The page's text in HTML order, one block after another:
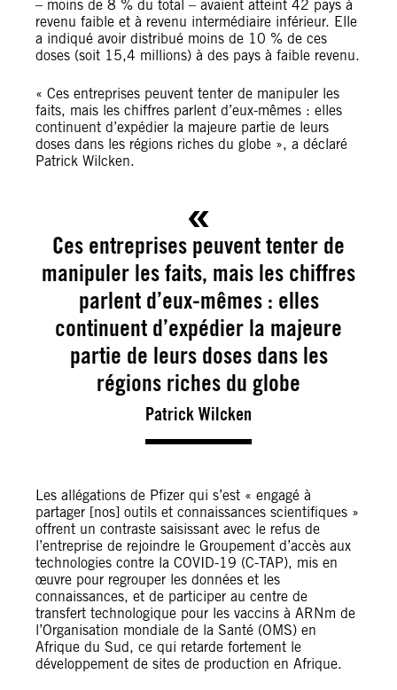
– moins de 8 % du total – avaient atteint 42 pays à
revenu faible et à revenu intermédiaire inférieur. Elle
a indiqué avoir distribué moins de 10 % de ces
doses (soit 15,4 millions) à des pays à faible revenu.
« Ces entreprises peuvent tenter de manipuler les
faits, mais les chiffres parlent d’eux-mêmes : elles
continuent d’expédier la majeure partie de leurs
doses dans les régions riches du globe », a déclaré
Patrick Wilcken.
Ces entreprises peuvent tenter de
manipuler les faits, mais les chiffres
parlent d’eux-mêmes : elles
continuent d’expédier la majeure
partie de leurs doses dans les
régions riches du globe
Patrick Wilcken
Les allégations de Pfizer qui s’est « engagé à
partager [nos] outils et connaissances scientifiques »
offrent un contraste saisissant avec le refus de
l’entreprise de rejoindre le Groupement d’accès aux
technologies contre la COVID-19 (C-TAP), mis en
œuvre pour regrouper les données et les
connaissances, et de participer au centre de
transfert technologique pour les vaccins à ARNm de
l’Organisation mondiale de la Santé (OMS) en
Afrique du Sud, ce qui retarde fortement le
développement de sites de production en Afrique.